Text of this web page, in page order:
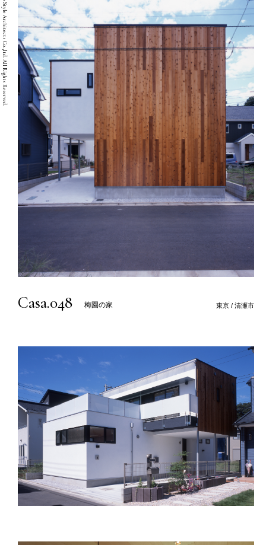
Copyright © Two Style Architects Co.,ltd. All Rights Reserved.
Casa.048 梅園の家 東京 / 清瀬市